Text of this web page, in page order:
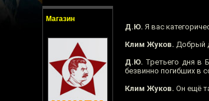
Магазин
Д.Ю. Я вас
Клим Жуков. Добрый
Д.Ю. Третьего дня в
безвинно погибших в
Клим Жуков. Он ещё